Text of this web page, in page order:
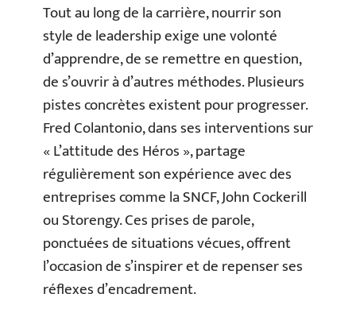
Tout au long de la carrière, nourrir son
style de leadership exige une volonté
d’apprendre, de se remettre en question,
de s’ouvrir à d’autres méthodes. Plusieurs
pistes concrètes existent pour progresser.
Fred Colantonio, dans ses interventions sur
« L’attitude des Héros », partage
régulièrement son expérience avec des
entreprises comme la SNCF, John Cockerill
ou Storengy. Ces prises de parole,
ponctuées de situations vécues, offrent
l’occasion de s’inspirer et de repenser ses
réflexes d’encadrement.